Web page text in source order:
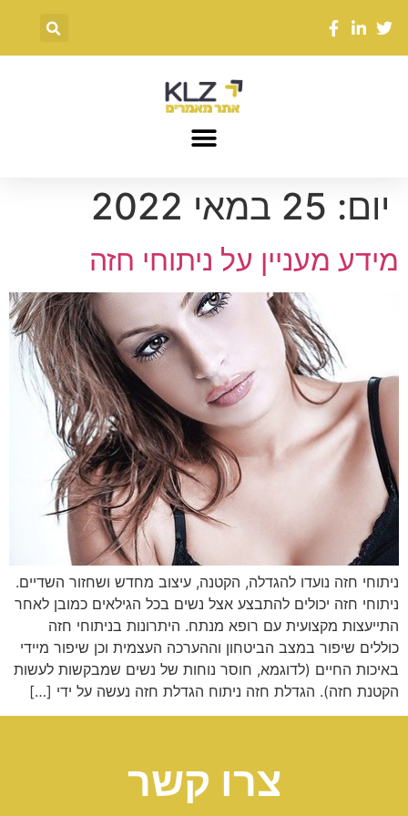
יום: 25 במאי 2022
מידע מעניין על ניתוחי חזה
ניתוחי חזה נועדו להגדלה, הקטנה, עיצוב מחדש ושחזור השדיים.
ניתוחי חזה יכולים להתבצע אצל נשים בכל הגילאים כמובן לאחר
התייעצות מקצועית עם רופא מנתח. היתרונות בניתוחי חזה
כוללים שיפור במצב הביטחון וההערכה העצמית וכן שיפור מיידי
באיכות החיים (לדוגמא, חוסר נוחות של נשים שמבקשות לעשות
הקטנת חזה). הגדלת חזה ניתוח הגדלת חזה נעשה על ידי […]
צרו קשר